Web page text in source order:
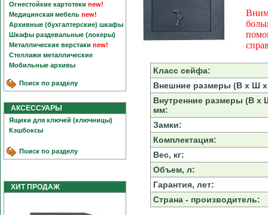
Огнестойкие картотеки new!
Медицинская мебель new!
Архивные (бухгалтерские) шкафы
Шкафы раздевальные (локеры)
Металлические верстаки new!
Стеллажи металлические
Мобильные архивы
Поиск по разделу
АКСЕССУАРЫ
Ящики для ключей (ключницы)
Кэшбоксы
Поиск по разделу
ХИТ ПРОДАЖ
Класс сейфа:
Внешние размеры (В х Ш
Внутренние размеры (В х
мм:
Замки:
Комплектация:
Вес, кг:
Объем, л:
Гарантия, лет:
Страна - производитель: